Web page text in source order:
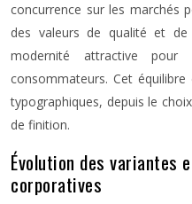
concurrence sur les marchés
des valeurs de qualité et
modernité attractive pour
consommateurs. Cet
typographiques, depuis le
de finition.
Évolution des variantes
corporatives